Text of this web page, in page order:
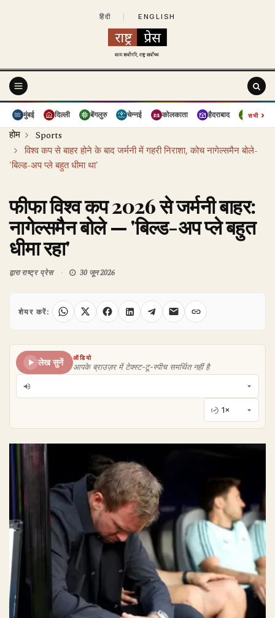
हिंदी ENGLISH
मुंबई दिल्ली बेंगलुरु चेन्नई कोलकाता हैदराबाद पुणे
सभी›
होम
Sports
विश्व कप से बाहर होने के बाद जर्मनी में गहरी निराशा, कोच नागेल्समैन बोले-
'बिल्ड-अप प्ले बहुत धीमा था'
फीफा विश्व कप 2026 से जर्मनी बाहर:
नागेल्समैन बोले — 'बिल्ड-अप प्ले बहुत
धीमा रहा'
द्वाराराष्ट्र प्रेस 30 जून 2026
शेयर करें:
लेख सुनें
ऑडियो
आपके ब्राउज़र में टेक्स्ट-टू-स्पीच समर्थित नहीं है